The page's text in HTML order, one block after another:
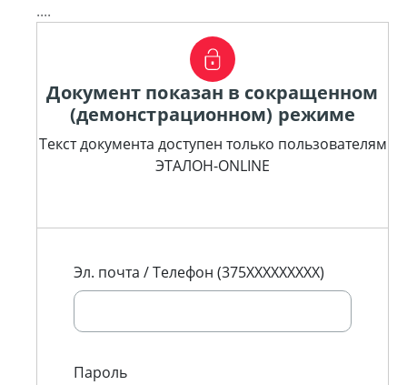
....
Документ показан в сокращенном
(демонстрационном) режиме
Текст документа доступен только пользователям
ЭТАЛОН-ONLINE
Эл. почта / Телефон (375XXXXXXXXX)
Пароль